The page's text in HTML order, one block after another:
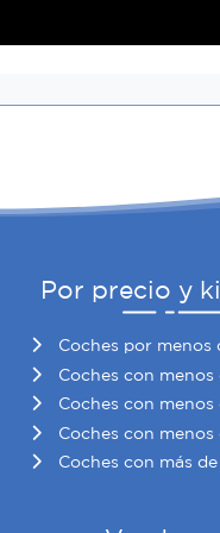
Por precio y
Coches por menos
Coches con
Coches con
Coches con menos
Coches con más de